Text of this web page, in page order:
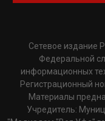
Сетевое издание
Федеральной
информационных
Регистрационный
Материалы
Учредитель: